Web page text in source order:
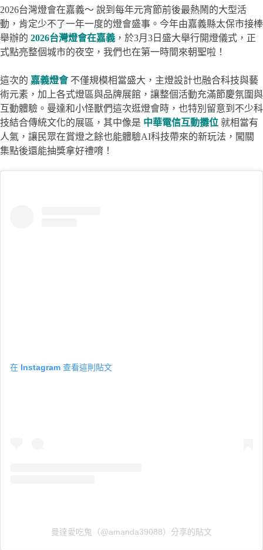
2026台灣燈會在嘉義～ 說到每年元宵節前後最熱鬧的大型活
動，肯定少不了一年一度的燈會盛事。今年由嘉義縣太保市接棒
舉辦的 2026台灣燈會在嘉義 ，於3月3日盛大舉行開燈儀式，正
式點亮整個城市的夜空，我們也在第一時間來朝聖啦！
這次的 嘉義燈會不僅規模相當盛大，主燈設計也融合科技與藝
術元素，加上各式燈區與品牌展館，讓整個活動充滿節慶氛圍與
互動體驗。曼達和小怪獸們這次逛燈會時，也特別留意到不少科
技結合傳統文化的展區，其中像是 中華電信互動攤位 就相當有
人氣，讓民眾在賞燈之餘也能體驗AI科技帶來的新玩法，闖關
集點後還能抽獎拿好禮唷！
在 Instagram 查看這則貼文
曼達愛吃鬼（@amanda39088）分享的貼文